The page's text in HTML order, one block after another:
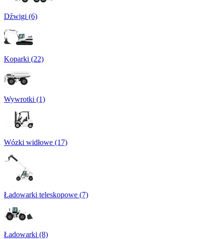
Dźwigi (6)
Koparki (22)
Wywrotki (1)
Wózki widłowe (17)
Ładowarki teleskopowe (7)
Ładowarki (8)